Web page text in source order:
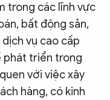
trong các lĩnh vực
bất động sản,
vụ cao cấp
phát triển trong
với việc xây
hàng, có kinh